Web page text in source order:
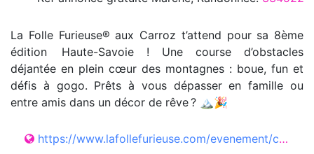
La Folle Furieuse® aux Carroz t’attend pour sa 8ème
édition Haute-Savoie ! Une course d’obstacles
déjantée en plein cœur des montagnes : boue, fun et
défis à gogo. Prêts à vous dépasser en famille ou
entre amis dans un décor de rêve ? 🏔️🎉
https://www.lafollefurieuse.com/evenement/carroz-74